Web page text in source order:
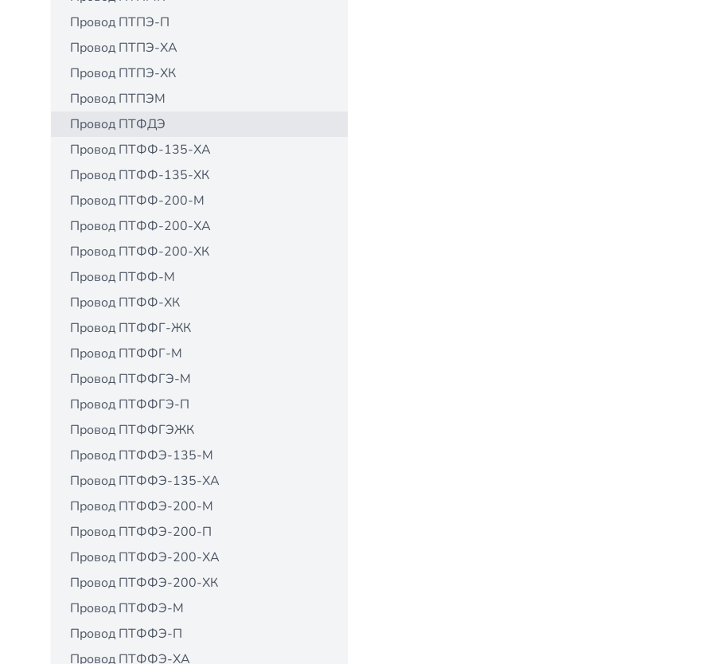
Провод ПТПЭ-П
Провод ПТПЭ-ХА
Провод ПТПЭ-ХК
Провод ПТПЭМ
Провод ПТФДЭ
Провод ПТФФ-135-ХА
Провод ПТФФ-135-ХК
Провод ПТФФ-200-М
Провод ПТФФ-200-ХА
Провод ПТФФ-200-ХК
Провод ПТФФ-М
Провод ПТФФ-ХК
Провод ПТФФГ-ЖК
Провод ПТФФГ-М
Провод ПТФФГЭ-М
Провод ПТФФГЭ-П
Провод ПТФФГЭЖК
Провод ПТФФЭ-135-М
Провод ПТФФЭ-135-ХА
Провод ПТФФЭ-200-М
Провод ПТФФЭ-200-П
Провод ПТФФЭ-200-ХА
Провод ПТФФЭ-200-ХК
Провод ПТФФЭ-М
Провод ПТФФЭ-П
Провод ПТФФЭ-ХА